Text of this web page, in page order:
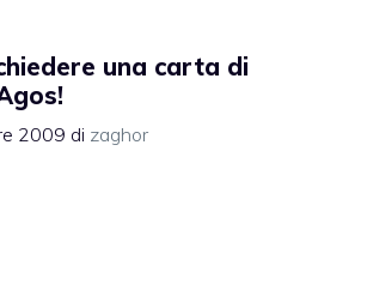
una carta di
2009 di zaghor